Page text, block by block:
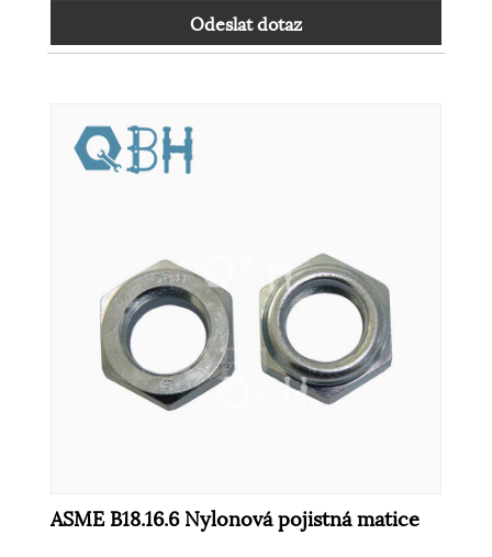
Odeslat dotaz
ASME B18.16.6 Nylonová pojistná matice